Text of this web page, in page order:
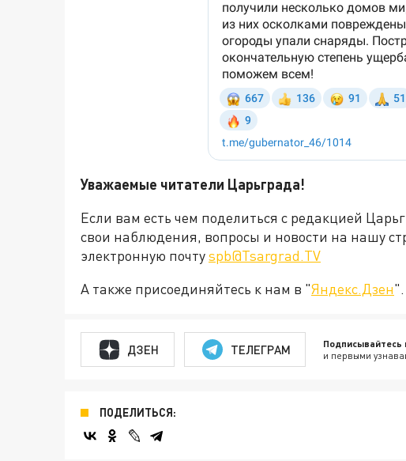
Уважаемые читатели Царьграда!
Если вам есть чем поделиться с редакцией
свои наблюдения, вопросы и новости на нашу
электронную почтуspb@Tsargrad.TV
А также присоединяйтесь к нам в "Яндекс.Дзен".
ДЗЕН ТЕЛЕГРАМ Подписывайтесь
и первыми
ПОДЕЛИТЬСЯ: